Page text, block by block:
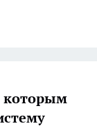
которым